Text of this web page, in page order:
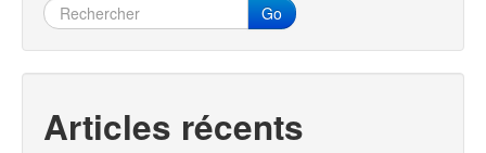
Go
Articles récents